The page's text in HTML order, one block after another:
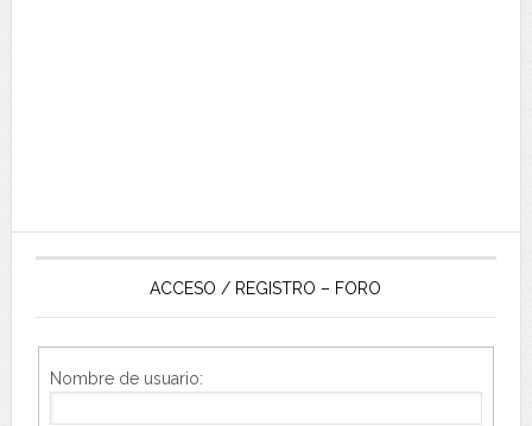
ACCESO / REGISTRO – FORO
Nombre de usuario: